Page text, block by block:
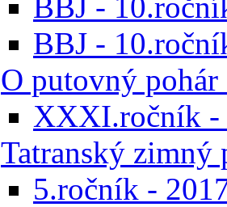
BBJ -
O putovný
XXXI.ročník -
Tatranský zimný
5.ročník -